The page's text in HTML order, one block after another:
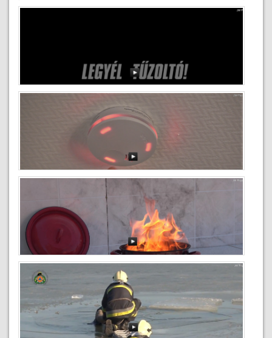
2019-02-11
Toborzófilm 2
2018-04-26
2018-04-26
Füstjelzők használata
2018-04-26
Konyhatüzek megelőzése
2018-04-26